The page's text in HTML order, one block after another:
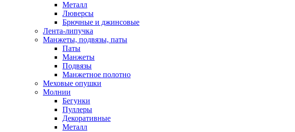
Металл
Люверсы
Брючные и джинсовые
Лента-липучка
Манжеты, подвязы, паты
Паты
Манжеты
Подвязы
Манжетное полотно
Меховые опушки
Молнии
Бегунки
Пуллеры
Декоративные
Металл